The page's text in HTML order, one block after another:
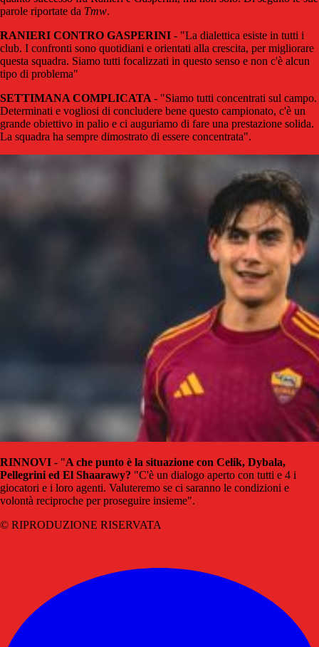
parole riportate da Tmw.
RANIERI CONTRO GASPERINI - "La dialettica esiste in tutti i
club. I confronti sono quotidiani e orientati alla crescita, per migliorare
questa squadra. Siamo tutti focalizzati in questo senso e non c'è alcun
tipo di problema"
SETTIMANA COMPLICATA - "Siamo tutti concentrati sul campo.
Determinati e vogliosi di concludere bene questo campionato, c'è un
grande obiettivo in palio e ci auguriamo di fare una prestazione solida.
La squadra ha sempre dimostrato di essere concentrata".
RINNOVI - "A che punto è la situazione con Celik, Dybala,
Pellegrini ed El Shaarawy? "C'è un dialogo aperto con tutti e 4 i
giocatori e i loro agenti. Valuteremo se ci saranno le condizioni e
volontà reciproche per proseguire insieme".
© RIPRODUZIONE RISERVATA